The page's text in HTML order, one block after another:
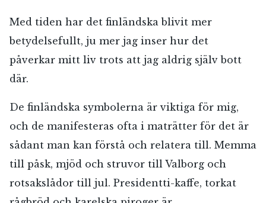
Med tiden har det finländska blivit mer
betydelsefullt, ju mer jag inser hur det
påverkar mitt liv trots att jag aldrig själv bott
där.
De finländska symbolerna är viktiga för mig,
och de manifesteras ofta i maträtter för det är
sådant man kan förstå och relatera till. Memma
till påsk, mjöd och struvor till Valborg och
rotsakslådor till jul. Presidentti-kaffe, torkat